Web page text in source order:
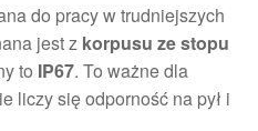
do pracy w trudniejszych
jest z korpusu ze stopu
to IP67. To ważne dla
liczy się odporność na pył i